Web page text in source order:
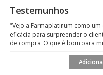
Testemunhos
"Vejo a Farmaplatinum como
eficácia para surpreender o
de compra. O que é bom para